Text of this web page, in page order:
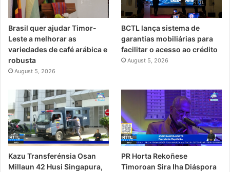
Brasil quer ajudar Timor-
Leste a melhorar as
variedades de café arábica e
robusta
August 5, 2026
BCTL lança sistema de
garantias mobiliárias para
facilitar o acesso ao crédito
August 5, 2026
Kazu Transferénsia Osan
Millaun 42 Husi Singapura,
PR Horta Rekoñese
Timoroan Sira Iha Diáspora